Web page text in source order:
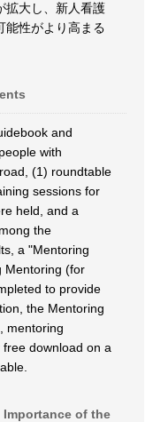
拡大し、新人看護
能性がより高まる
and
with
(1) roundtable
sessions for
held, and a
the
a "Mentoring
Mentoring (for
to provide
the Mentoring
mentoring
download on a
of the